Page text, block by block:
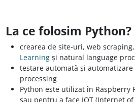
La ce folosim Python?
crearea de site-uri, web
Learningși natural language
testare automată și
processing
Python este utilizat în Raspberry
sau pentru a face IOT (Internet of